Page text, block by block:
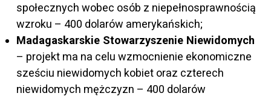
społecznych wobec osób z niepełnosprawnością
wzroku – 400 dolarów amerykańskich;
Madagaskarskie Stowarzyszenie Niewidomych
– projekt ma na celu wzmocnienie ekonomiczne
sześciu niewidomych kobiet oraz czterech
niewidomych mężczyzn – 400 dolarów